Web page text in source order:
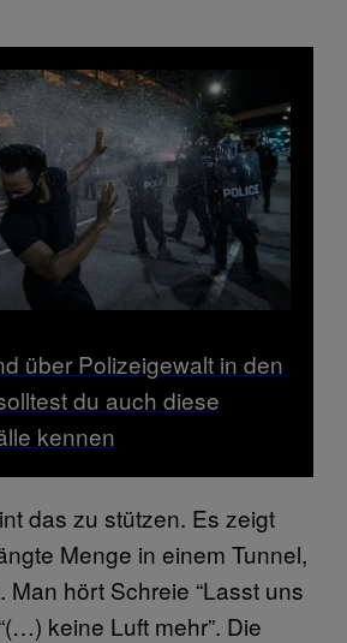
über Polizeigewalt in den
du auch diese
kennen
das zu stützen. Es zeigt
Menge in einem Tunnel,
Man hört Schreie “Lasst uns
keine Luft mehr”. Die